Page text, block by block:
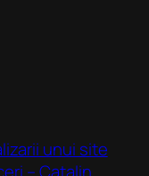
unui site